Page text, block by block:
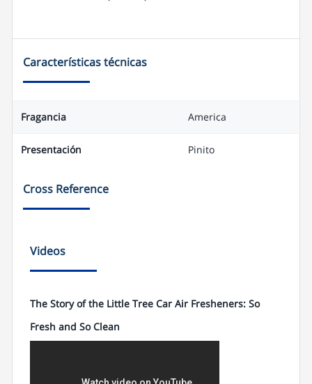
Características técnicas
Fragancia America
Presentación Pinito
Cross Reference
Videos
The Story of the Little Tree Car Air Fresheners: So
Fresh and So Clean